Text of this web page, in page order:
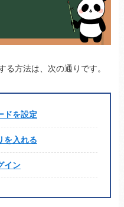
る方法は、次の通りです。
ドを設定
を入れる
イン